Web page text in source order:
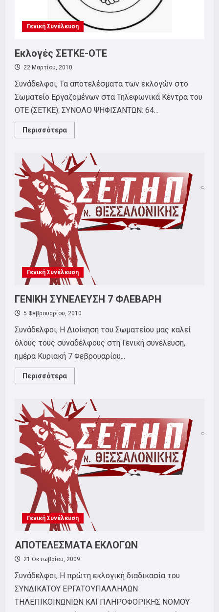
Γενική Συνέλευση
Εκλογές ΣΕΤΚΕ-ΟΤΕ
22 Μαρτίου, 2010
Συνάδελφοι, Τα αποτελέσματα των εκλογών στο
Σωματείο Εργαζομένων στα Τηλεφωνικά Κέντρα του
ΟΤΕ (ΣΕΤΚΕ): ΣΥΝΟΛΟ ΨΗΦΙΣΑΝΤΩΝ: 64...
Περισσότερα
more
ΣΕΤΚΕ-
ΟΤΕ
Γενική Συνέλευση
ΓΕΝΙΚΗ ΣΥΝΕΛΕΥΣΗ 7 ΦΛΕΒΑΡΗ
5 Φεβρουαρίου, 2010
Συνάδελφοι, Η Διοίκηση του Σωματείου μας καλεί
όλους τους συναδέλφους στη Γενική συνέλευση,
ημέρα Κυριακή 7 Φεβρουαρίου...
Περισσότερα
more
ΣΥΝΕΛΕΥΣΗ
7
ΦΛΕΒΑΡΗ
Γενική Συνέλευση
ΑΠΟΤΕΛΕΣΜΑΤΑ ΕΚΛΟΓΩΝ
21 Οκτωβρίου, 2009
Συνάδελφοι, Η πρώτη εκλογική διαδικασία του
ΣΥΝΔΙΚΑΤΟΥ ΕΡΓΑΤΟΫΠΑΛΛΗΛΩΝ
ΤΗΛΕΠΙΚΟΙΝΩΝΙΩΝ ΚΑΙ ΠΛΗΡΟΦΟΡΙΚΗΣ ΝΟΜΟΥ